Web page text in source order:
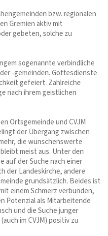
bzw. regionalen
Gremien aktiv mit
gebeten, solche zu
sogenannte verbindliche
-gemeinden. Gottesdienste
gefeiert. Zahlreiche
nach ihrem geistlichen
Ortsgemeinde und CVJM
der Übergang zwischen
die wünschenswerte
meist aus. Unter den
auf der Suche nach einer
der Landeskirche, andere
grundsätzlich. Beides ist
einem Schmerz verbunden,
Potenzial als Mitarbeitende
und die Suche junger
im CVJM) positiv zu